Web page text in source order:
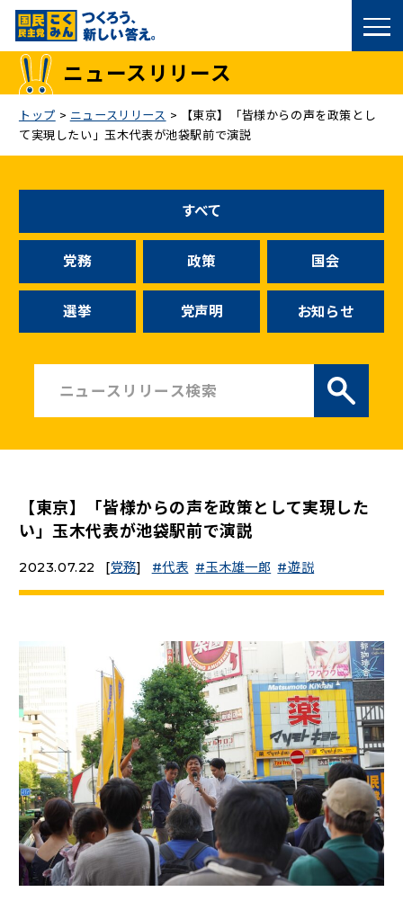
国民民主党トップ
議員
候補者公募
こくみん政治塾
お問い合わせ
ニュースリリース
こくみんうさぎの部屋
Go!Go!こくみんストア（新しいタブで開く）
こくみんオンラインスクール（新しいタブで開く）
国民民主党学生部（新しいタブで開く）
二次創作ガイドライン（新しいタブで開く）
プライバシーポリシー
特定商取引法に基づく表記
ニュースリリース
トップ > ニュースリリース >
【東京】「皆様からの声を政策とし
て実現したい」玉木代表が池袋駅前で演説
すべて
党務 政策 国会
選挙 党声明 お知らせ
【東京】「皆様からの声を政策として実現した
い」玉木代表が池袋駅前で演説
2023.07.22 [党務] 代表 玉木雄一郎 遊説